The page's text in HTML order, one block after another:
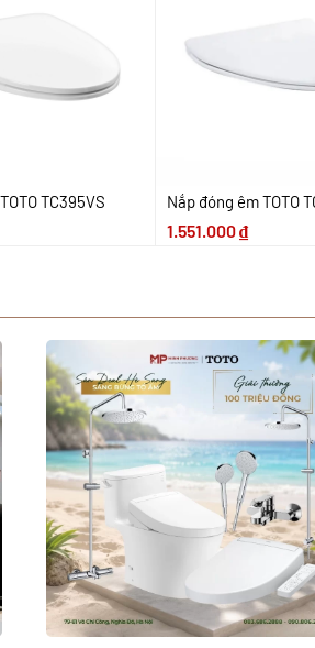
TC395VS Nắp đóng êm TOTO
1.551.000₫